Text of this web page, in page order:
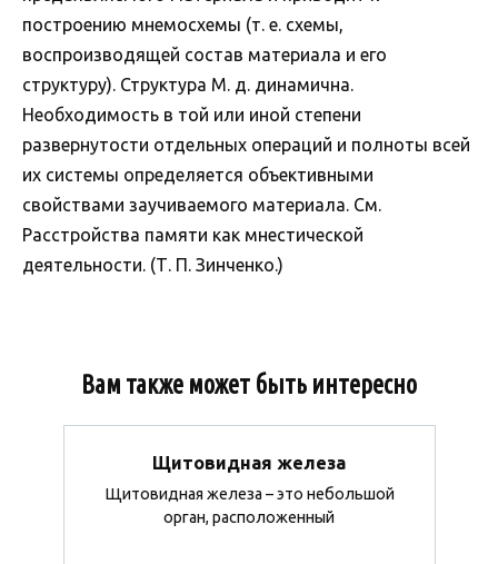
построению мнемосхемы (т. е. схемы,
воспроизводящей состав материала и его
структуру). Структура М. д. динамична.
Необходимость в той или иной степени
развернутости отдельных операций и полноты всей
их системы определяется объективными
свойствами заучиваемого материала. См.
Расстройства памяти как мнестической
деятельности. (Т. П. Зинченко.)
Вам также может быть интересно
Щитовидная железа
Щитовидная железа – это небольшой
орган, расположенный